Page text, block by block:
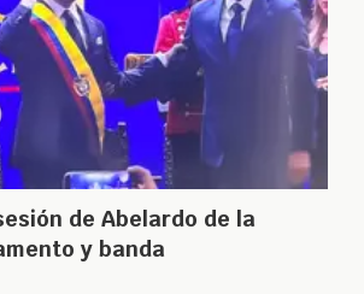
de Abelardo de la
y banda